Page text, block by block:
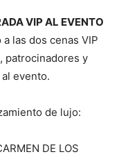
VIP AL EVENTO
las dos cenas VIP
patrocinadores y
evento.
de lujo:
DE LOS